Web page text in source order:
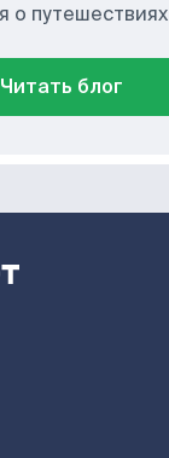
о путешествиях
Читать блог